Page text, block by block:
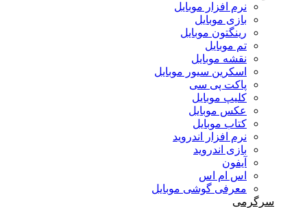
نرم افزار موبایل
بازی موبایل
رینگتون موبایل
تم موبایل
نقشه موبایل
اسکرین سیور موبایل
پاکت پی سی
کلیپ موبایل
عکس موبایل
کتاب موبایل
نرم افزار اندروید
بازی اندروید
آیفون
اس ام اس
معرفی گوشی موبایل
سرگرمی